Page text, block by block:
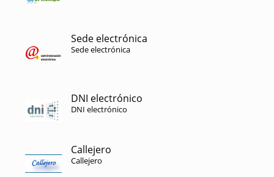
Sede electrónica
Sede electrónica
DNI electrónico
DNI electrónico
Callejero
Callejero